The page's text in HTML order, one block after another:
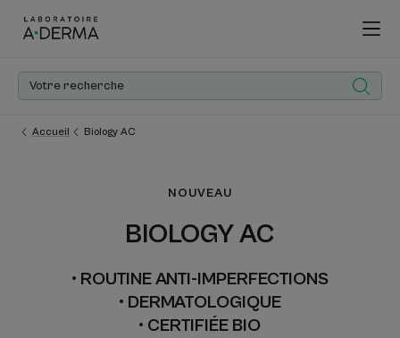
Accueil Biology AC
NOUVEAU
BIOLOGY AC
• ROUTINE ANTI-IMPERFECTIONS
• DERMATOLOGIQUE
• CERTIFIÉE BIO